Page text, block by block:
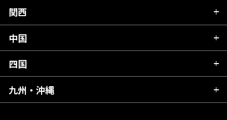
岩手県
宮城県
福島県
群馬県
千葉県
東京都
神奈川県
富山県
石川県
山梨県
長野県
岐阜県
静岡県
愛知県
関西
滋賀県
京都府
大阪府
中国
広島県
岡山県
四国
愛媛県
九州・沖縄